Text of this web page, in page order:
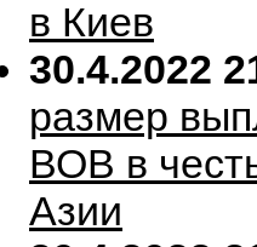
в Киев
30.4.2022
размер
ВОВ в
Азии